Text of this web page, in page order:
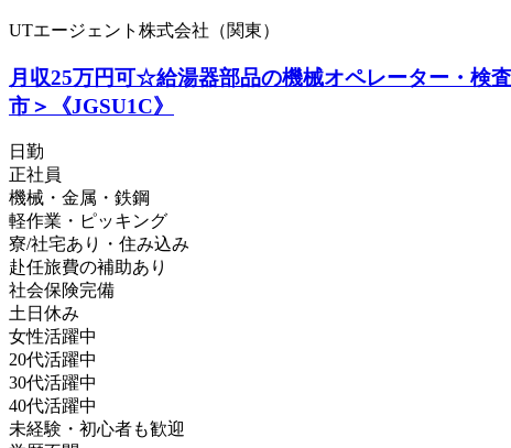
UTエージェント株式会社（関東）
月収25万円可☆給湯器部品の機械オペレーター・検
市＞《JGSU1C》
日勤
正社員
機械・金属・鉄鋼
軽作業・ピッキング
寮/社宅あり・住み込み
赴任旅費の補助あり
社会保険完備
土日休み
女性活躍中
20代活躍中
30代活躍中
40代活躍中
未経験・初心者も歓迎